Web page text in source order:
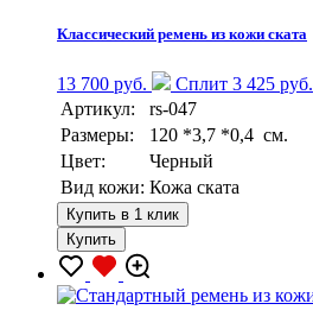
Классический ремень из кожи ската
13 700 руб.
Сплит 3 425 руб.
Артикул:
rs-047
Размеры:
120 *3,7 *0,4 см.
Цвет:
Черный
Вид кожи: Кожа ската
Купить в 1 клик
Купить